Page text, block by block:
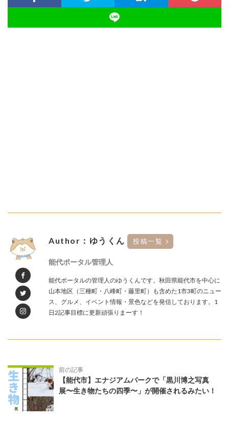
Author：ゆうくん 投稿一覧
能代ポータル管理人
能代ポータルの管理人のゆうくんです。秋田県能代市を中心に
山本地区（三種町・八峰町・藤里町）も含めた1市3町のニュー
ス、グルメ、イベント情報・景色などを発信しております。1
日2記事目標に更新頑張りまーす！
前の記事
【能代市】エナジアムパークで「黒川博之写真
展〜生き物たちの四季〜」が開催されるみたい！